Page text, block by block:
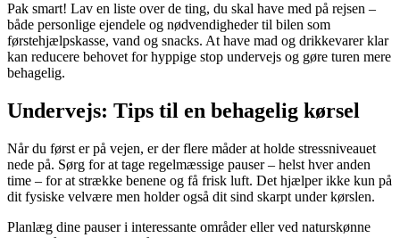
Pak smart! Lav en liste over de ting, du skal have med på rejsen –
både personlige ejendele og nødvendigheder til bilen som
førstehjælpskasse, vand og snacks. At have mad og drikkevarer klar
kan reducere behovet for hyppige stop undervejs og gøre turen mere
behagelig.
Undervejs: Tips til en behagelig kørsel
Når du først er på vejen, er der flere måder at holde stressniveauet
nede på. Sørg for at tage regelmæssige pauser – helst hver anden
time – for at strække benene og få frisk luft. Det hjælper ikke kun på
dit fysiske velvære men holder også dit sind skarpt under kørslen.
Planlæg dine pauser i interessante områder eller ved naturskønne